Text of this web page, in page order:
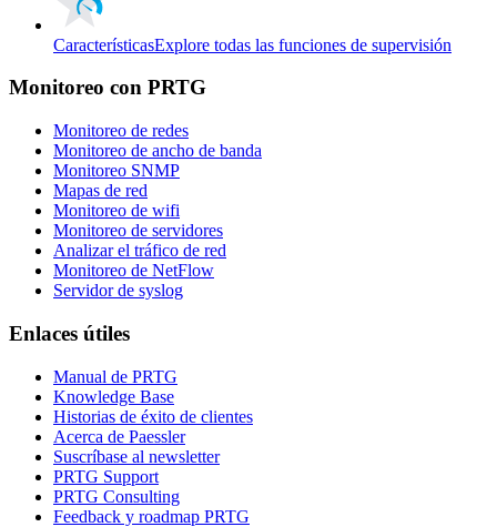
CaracterísticasExplore todas las funciones de supervisión
Monitoreo con PRTG
Monitoreo de redes
Monitoreo de ancho de banda
Monitoreo SNMP
Mapas de red
Monitoreo de wifi
Monitoreo de servidores
Analizar el tráfico de red
Monitoreo de NetFlow
Servidor de syslog
Enlaces útiles
Manual de PRTG
Knowledge Base
Historias de éxito de clientes
Acerca de Paessler
Suscríbase al newsletter
PRTG Support
PRTG Consulting
Feedback y roadmap PRTG